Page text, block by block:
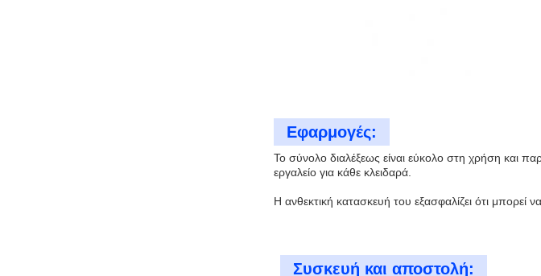
Εφαρμογές:
Το σύνολο διαλέξεως είναι εύκολο στη χρήση και
εργαλείο για κάθε κλειδαρά.
Η ανθεκτική κατασκευή του εξασφαλίζει ότι μπορεί
Συσκευή και αποστολή: